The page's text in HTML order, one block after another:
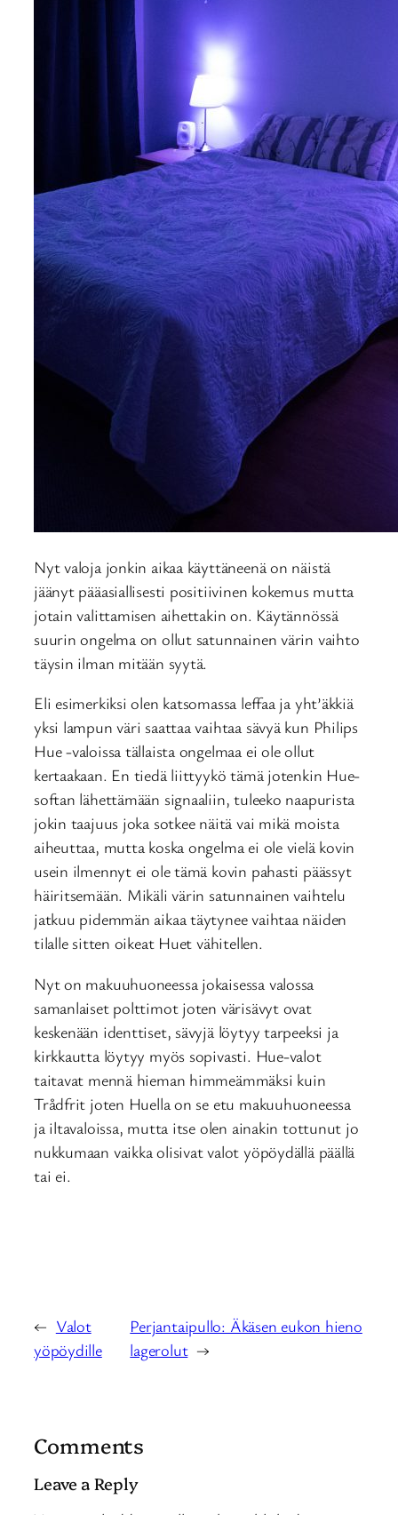
Nyt valoja jonkin aikaa käyttäneenä on näistä
jäänyt pääasiallisesti positiivinen kokemus mutta
jotain valittamisen aihettakin on. Käytännössä
suurin ongelma on ollut satunnainen värin vaihto
täysin ilman mitään syytä.
Eli esimerkiksi olen katsomassa leffaa ja yht’äkkiä
yksi lampun väri saattaa vaihtaa sävyä kun Philips
Hue -valoissa tällaista ongelmaa ei ole ollut
kertaakaan. En tiedä liittyykö tämä jotenkin Hue-
softan lähettämään signaaliin, tuleeko naapurista
jokin taajuus joka sotkee näitä vai mikä moista
aiheuttaa, mutta koska ongelma ei ole vielä kovin
usein ilmennyt ei ole tämä kovin pahasti päässyt
häiritsemään. Mikäli värin satunnainen vaihtelu
jatkuu pidemmän aikaa täytynee vaihtaa näiden
tilalle sitten oikeat Huet vähitellen.
Nyt on makuuhuoneessa jokaisessa valossa
samanlaiset polttimot joten värisävyt ovat
keskenään identtiset, sävyjä löytyy tarpeeksi ja
kirkkautta löytyy myös sopivasti. Hue-valot
taitavat mennä hieman himmeämmäksi kuin
Trådfrit joten Huella on se etu makuuhuoneessa
ja iltavaloissa, mutta itse olen ainakin tottunut jo
nukkumaan vaikka olisivat valot yöpöydällä päällä
tai ei.
← Valot
yöpöydille
Perjantaipullo: Äkäsen eukon hieno
lagerolut →
Comments
Leave a Reply